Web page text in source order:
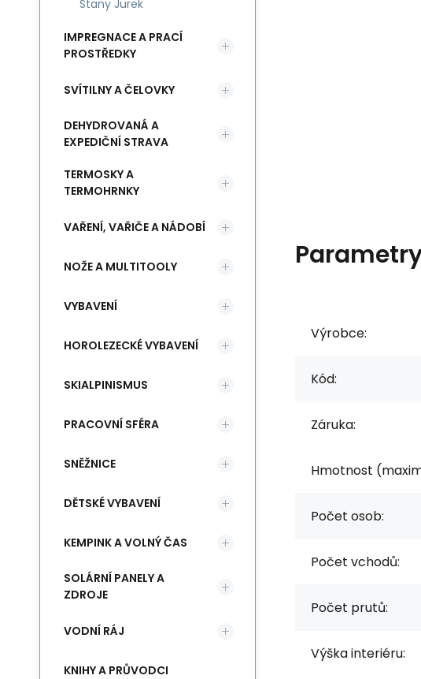
Výrobce:
Kód:
Záruka:
Hmotnost
Počet osob:
Počet vchodů:
Počet prutů:
Výška interiéru:
Stany Jurek
IMPREGNACE A PRACÍ
PROSTŘEDKY
SVÍTILNY A ČELOVKY
DEHYDROVANÁ A
EXPEDIČNÍ STRAVA
TERMOSKY A
TERMOHRNKY
VAŘENÍ, VAŘIČE A NÁDOBÍ
NOŽE A MULTITOOLY
VYBAVENÍ
HOROLEZECKÉ VYBAVENÍ
SKIALPINISMUS
PRACOVNÍ SFÉRA
SNĚŽNICE
DĚTSKÉ VYBAVENÍ
KEMPINK A VOLNÝ ČAS
SOLÁRNÍ PANELY A
ZDROJE
VODNÍ RÁJ
KNIHY A PRŮVODCI